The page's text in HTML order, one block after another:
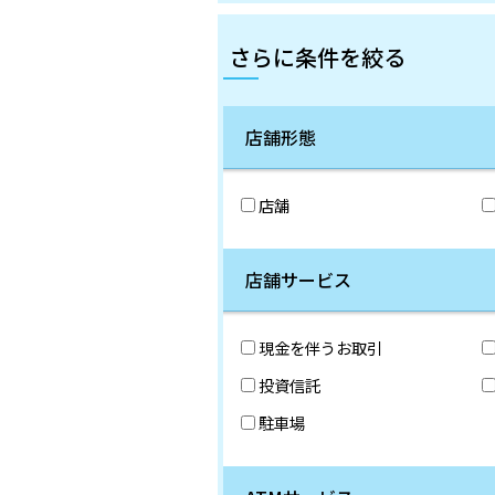
さらに条件を絞る
店舗形態
店舗
店舗サービス
現金を伴うお取引
投資信託
駐車場